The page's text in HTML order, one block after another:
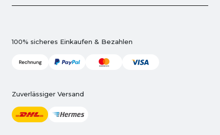
100% sicheres Einkaufen & Bezahlen
Zuverlässiger Versand